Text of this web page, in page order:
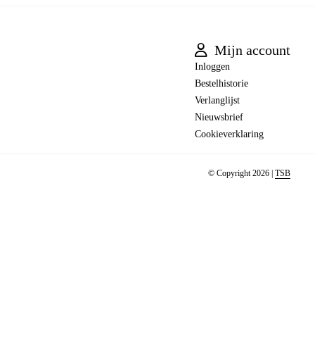
Mijn account
Inloggen
Bestelhistorie
Verlanglijst
Nieuwsbrief
Cookieverklaring
© Copyright 2026 | TSB